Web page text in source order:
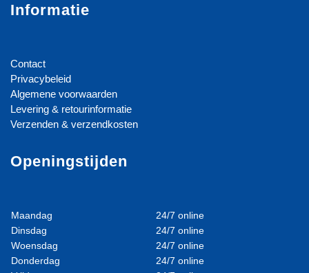
Informatie
Contact
Privacybeleid
Algemene voorwaarden
Levering & retourinformatie
Verzenden & verzendkosten
Openingstijden
Maandag
24/7 online
Dinsdag
24/7 online
Woensdag
24/7 online
Donderdag
24/7 online